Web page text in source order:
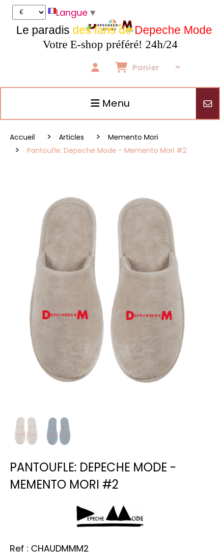
Le paradis des fans deDepeche Mode
Votre E-shop préféré! 24h/24
Panier
Menu
Accueil Articles
Memento Mori
Pantoufle: Depeche Mode - Memento Mori #2
PANTOUFLE: DEPECHE MODE -
MEMENTO MORI #2
Ref : CHAUDMMM2
Langue ▼
Panneau de gestion des cookies